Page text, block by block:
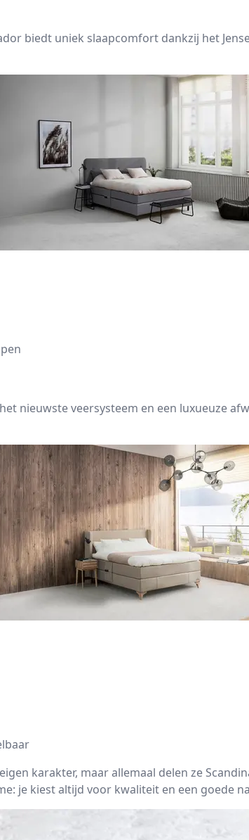
biedt uniek slaapcomfort dankzij het
nieuwste veersysteem en een luxueuze
karakter, maar allemaal delen ze
je kiest altijd voor kwaliteit en een goede